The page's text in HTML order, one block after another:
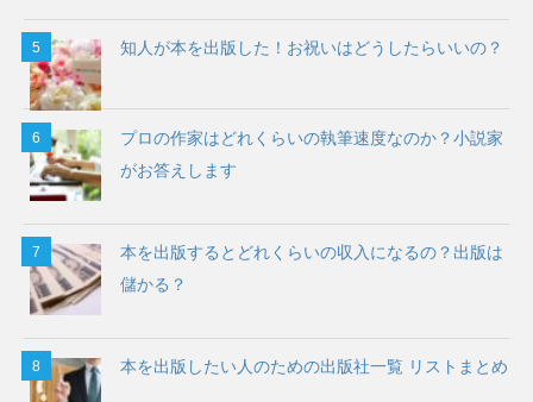
知人が本を出版した！お祝いはどうしたらいいの？
プロの作家はどれくらいの執筆速度なのか？小説家
がお答えします
本を出版するとどれくらいの収入になるの？出版は
儲かる？
本を出版したい人のための出版社一覧 リストまとめ